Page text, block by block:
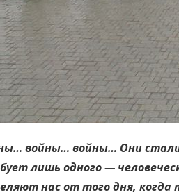
войны… войны… Они
лишь одного —
нас от того дня, когда